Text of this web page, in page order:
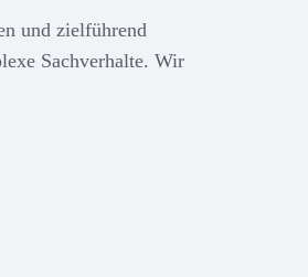
und zielführend
Sachverhalte. Wir